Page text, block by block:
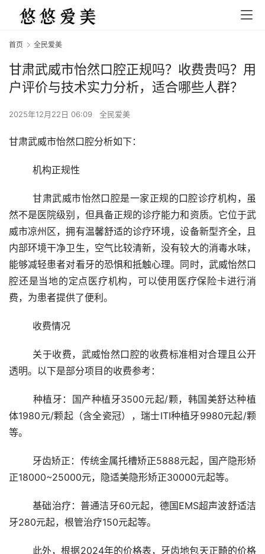
首页 全民爱美
甘肃武威市怡然口腔正规吗？收费贵吗？用
户评价与技术实力分析，适合哪些人群？
2025年12月22日 06:09 全民爱美
甘肃武威市怡然口腔分析如下：
	机构正规性
	甘肃武威市怡然口腔是一家正规的口腔诊疗机构，虽
然不是医院级别，但具备正规的诊疗能力和资质。它位于武
威市凉州区，拥有温馨舒适的诊疗环境，设备新型齐全，且
内部环境干净卫生，空气比较清新，没有较大的消毒水味，
能够减轻患者对看牙的恐惧和抵触心理。同时，武威怡然口
腔还是当地的定点医疗机构，可以使用医疗保险卡进行消
费，为患者提供了便利。
	收费情况
透明。以下是部分项目的收费参考：
体1980元/颗起（含全瓷冠），瑞士ITI种植牙9980元起/颗
等。
正18000~25000元，隐适美隐形矫正30000元起等。
	基础治疗：普通洁牙60元起，德国EMS超声波舒适洁
牙280元起，根管治疗150元起等。